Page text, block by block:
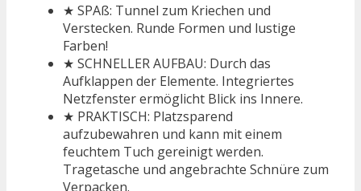
★ SPAß: Tunnel zum Kriechen und
Verstecken. Runde Formen und lustige
Farben!
★ SCHNELLER AUFBAU: Durch das
Aufklappen der Elemente. Integriertes
Netzfenster ermöglicht Blick ins Innere.
★ PRAKTISCH: Platzsparend
aufzubewahren und kann mit einem
feuchtem Tuch gereinigt werden.
Tragetasche und angebrachte Schnüre zum
Verpacken.